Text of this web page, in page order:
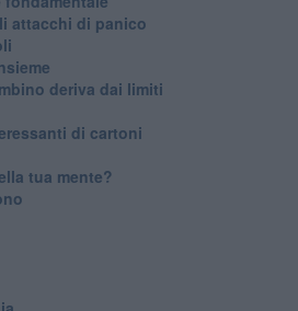
attacchi di panico
deriva dai limiti
di cartoni
tua mente?